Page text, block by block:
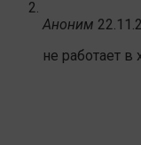
Аноним
не работает